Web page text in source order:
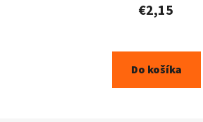
€2,15
Do košíka